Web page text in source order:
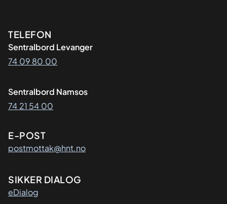
Kontaktinformasjon
TELEFON
Sentralbord Levanger
74 09 80 00
Sentralbord Namsos
74 21 54 00
E-POST
postmottak@hnt.no
SIKKER DIALOG
eDialog